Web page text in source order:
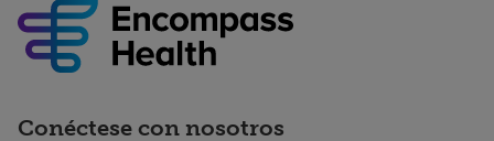
Conéctese con nosotros